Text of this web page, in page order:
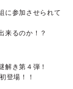
に参加させられて
来るのか！？
解き第４弾！
登場！！